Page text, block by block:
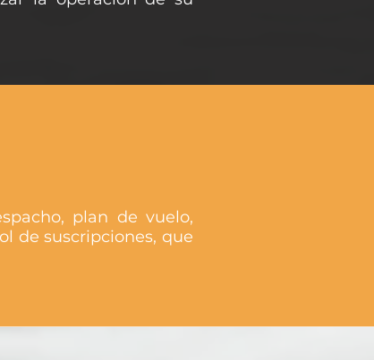
plan de vuelo,
de suscripciones, que